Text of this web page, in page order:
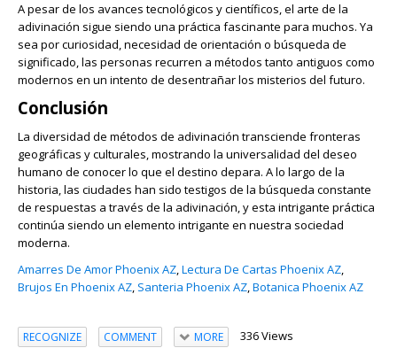
A pesar de los avances tecnológicos y científicos, el arte de la
adivinación sigue siendo una práctica fascinante para muchos. Ya
sea por curiosidad, necesidad de orientación o búsqueda de
significado, las personas recurren a métodos tanto antiguos como
modernos en un intento de desentrañar los misterios del futuro.
Conclusión
La diversidad de métodos de adivinación transciende fronteras
geográficas y culturales, mostrando la universalidad del deseo
humano de conocer lo que el destino depara. A lo largo de la
historia, las ciudades han sido testigos de la búsqueda constante
de respuestas a través de la adivinación, y esta intrigante práctica
continúa siendo un elemento intrigante en nuestra sociedad
moderna.
Amarres De Amor Phoenix AZ,Lectura De Cartas Phoenix AZ,
Brujos En Phoenix AZ, Santeria Phoenix AZ,Botanica Phoenix AZ
RECOGNIZE COMMENT MORE 336 Views